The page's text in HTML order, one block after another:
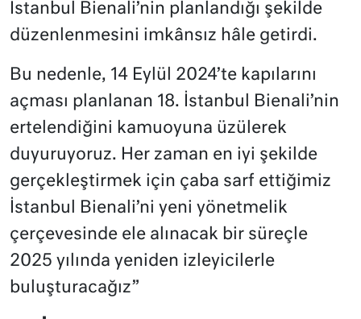
İstanbul Bienali’nin planlandığı şekilde
düzenlenmesini imkânsız hâle getirdi.
Bu nedenle, 14 Eylül 2024’te kapılarını
açması planlanan 18. İstanbul Bienali’nin
ertelendiğini kamuoyuna üzülerek
duyuruyoruz. Her zaman en iyi şekilde
gerçekleştirmek için çaba sarf ettiğimiz
İstanbul Bienali’ni yeni yönetmelik
çerçevesinde ele alınacak bir süreçle
2025 yılında yeniden izleyicilerle
buluşturacağız”